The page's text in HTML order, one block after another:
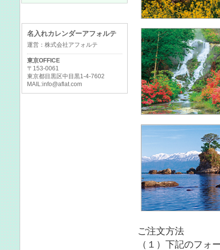
名入れカレンダーアフォルテ
運営：株式会社アフォルテ
東京OFFICE
〒153-0061
東京都目黒区中目黒1-4-7602
MAIL:info@aflat.com
ご注文方法
（１）下記のフォ